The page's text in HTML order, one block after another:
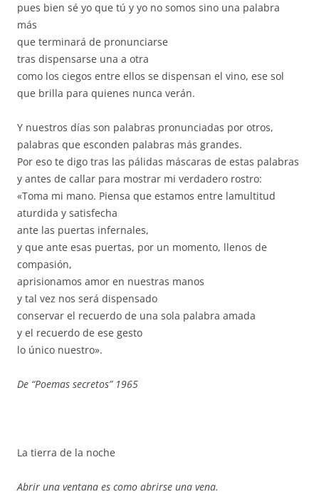
pues bien sé yo que tú y yo no somos sino una palabra
más
que terminará de pronunciarse
tras dispensarse una a otra
como los ciegos entre ellos se dispensan el vino, ese sol
que brilla para quienes nunca verán.
Y nuestros días son palabras pronunciadas por otros,
palabras que esconden palabras más grandes.
Por eso te digo tras las pálidas máscaras de estas palabras
y antes de callar para mostrar mi verdadero rostro:
«Toma mi mano. Piensa que estamos entre lamultitud
aturdida y satisfecha
ante las puertas infernales,
y que ante esas puertas, por un momento, llenos de
compasión,
aprisionamos amor en nuestras manos
y tal vez nos será dispensado
conservar el recuerdo de una sola palabra amada
y el recuerdo de ese gesto
lo único nuestro».
De “Poemas secretos” 1965
La tierra de la noche
Abrir una ventana es como abrirse una vena.